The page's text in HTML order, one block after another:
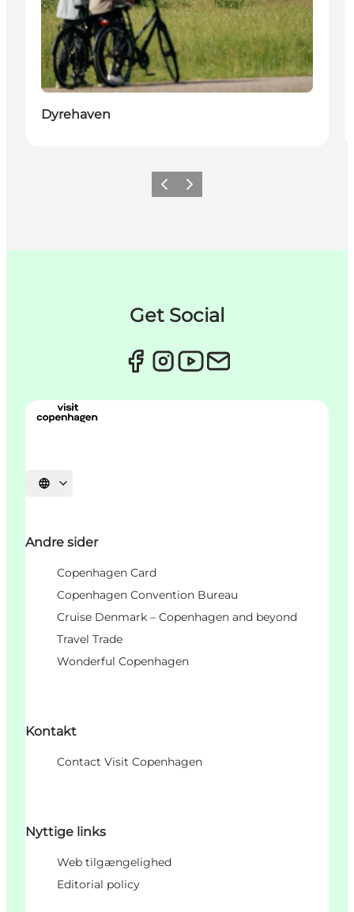
Dyrehaven
ForrigeNeste
Get Social
Velg språk
Andre sider
Copenhagen Card
Copenhagen Convention Bureau
Cruise Denmark – Copenhagen and beyond
Travel Trade
Wonderful Copenhagen
Kontakt
Contact Visit Copenhagen
Nyttige links
Web tilgængelighed
Editorial policy